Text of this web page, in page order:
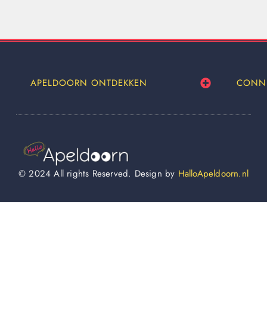
APELDOORN ONTDEKKEN
© 2024 All rights Reserved. Design by HalloApeldoorn.nl